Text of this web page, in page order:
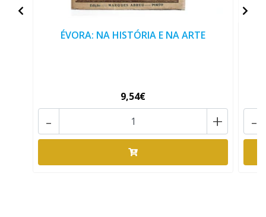
ÉVORA: NA HISTÓRIA E NA ARTE
9,54€
+
- -